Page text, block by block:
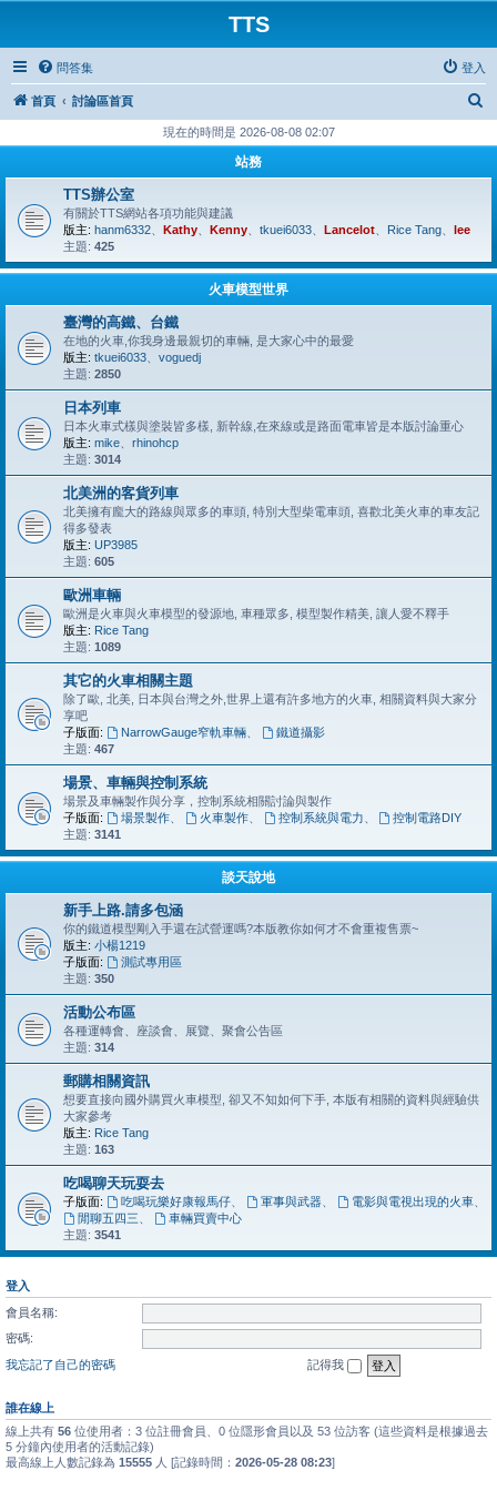
TTS
問答集 登入
首頁 討論區首頁
現在的時間是 2026-08-08 02:07
站務
TTS辦公室
有關於TTS網站各項功能與建議
版主: hanm6332 Kathy Kenny tkuei6033 Lancelot Rice Tang
lee
主題: 425
火車模型世界
臺灣的高鐵、台鐵
在地的火車,你我身邊最親切的車輛, 是大家心中的最愛
版主: tkuei6033
voguedj
主題: 2850
日本列車
日本火車式樣與塗裝皆多樣, 新幹線,在來線或是路面電車皆是本版討論重心
版主: mike
rhinohcp
主題: 3014
北美洲的客貨列車
北美擁有龐大的路線與眾多的車頭, 特別大型柴電車頭, 喜歡北美火車的車友記
得多發表
版主: UP3985
主題: 605
歐洲車輛
歐洲是火車與火車模型的發源地, 車種眾多, 模型製作精美, 讓人愛不釋手
版主: Rice Tang
主題: 1089
其它的火車相關主題
除了歐, 北美, 日本與台灣之外,世界上還有許多地方的火車, 相關資料與大家分
享吧
子版面:
NarrowGauge窄軌車輛、
鐵道攝影
主題: 467
場景、車輛與控制系統
場景及車輛製作與分享，控制系統相關討論與製作
子版面:
場景製作、 火車製作、 控制系統與電力
控制電路DIY
主題: 3141
談天說地
新手上路.請多包涵
你的鐵道模型剛入手還在試營運嗎?本版教你如何才不會重複售票~
版主: 小楊1219
子版面:
測試專用區
主題: 350
活動公布區
各種運轉會、座談會、展覽、聚會公告區
主題: 314
郵購相關資訊
想要直接向國外購買火車模型, 卻又不知如何下手, 本版有相關的資料與經驗供
大家參考
版主: Rice Tang
主題: 163
吃喝聊天玩耍去
子版面: 吃喝玩樂好康報馬仔、 軍事與武器、 電影與電視出現的火車、
閒聊五四三
車輛買賣中心
主題: 3541
登入
會員名稱:
密碼:
我忘記了自己的密碼
記得我
誰在線上
線上共有 56 位使用者：3 位註冊會員、0 位隱形會員以及 53 位訪客 (這些資料是根據過去
5 分鐘內使用者的活動記錄)
最高線上人數記錄為 15555 人 [記錄時間： 2026-05-28 08:23]